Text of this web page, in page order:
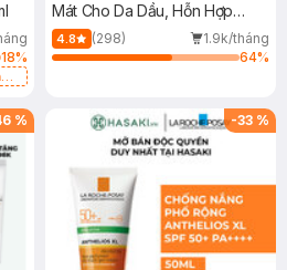
18%
Mát Cho Da Dầu, Hỗn Hợp
400ml
4.8 (298)
1.9k/tháng
64%
% -33 %